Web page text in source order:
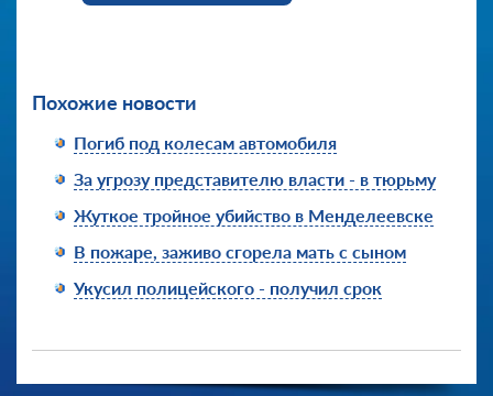
Похожие новости
Погиб под колесам автомобиля
За угрозу представителю власти - в тюрьму
Жуткое тройное убийство в Менделеевске
В пожаре, заживо сгорела мать с сыном
Укусил полицейского - получил срок